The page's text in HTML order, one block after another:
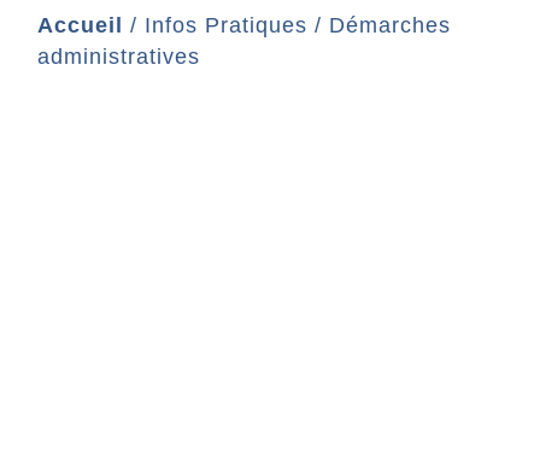
Accueil / Infos Pratiques / Démarches
administratives